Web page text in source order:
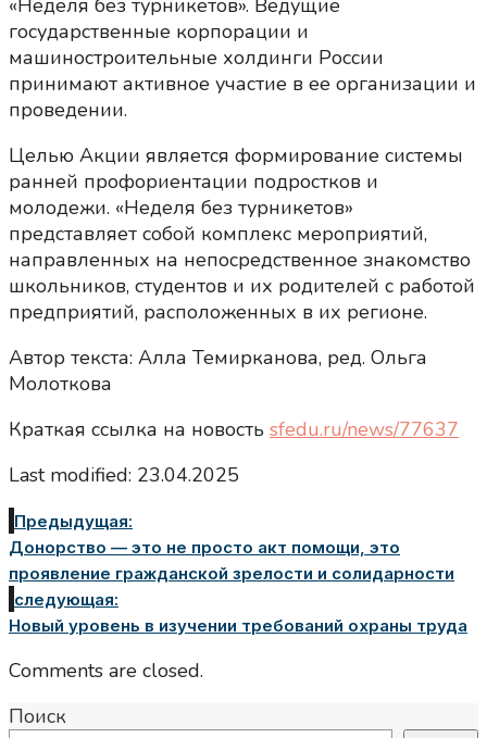
«Неделя без турникетов». Ведущие
государственные корпорации и
машиностроительные холдинги России
принимают активное участие в ее организации и
проведении.
Целью Акции является формирование системы
ранней профориентации подростков и
молодежи. «Неделя без турникетов»
представляет собой комплекс мероприятий,
направленных на непосредственное знакомство
школьников, студентов и их родителей с работой
предприятий, расположенных в их регионе.
Автор текста: Алла Темирканова, ред. Ольга
Молоткова
Краткая ссылка на новость sfedu.ru/news/77637
Last modified: 23.04.2025
Предыдущая:
Донорство — это не просто акт помощи, это
проявление гражданской зрелости и солидарности
следующая:
Новый уровень в изучении требований охраны труда
Comments are closed.
Поиск